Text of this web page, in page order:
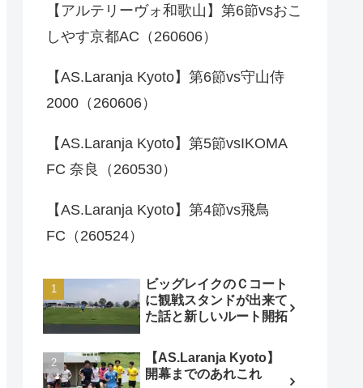
【アルテリーヴォ和歌山】第6節vsおこ
しやす京都AC（260606）
【AS.Laranja Kyoto】第6節vs守山侍
2000（260606）
【AS.Laranja Kyoto】第5節vsIKOMA
FC 奈良（260530）
【AS.Laranja Kyoto】第4節vs飛鳥
FC（260524）
ビッグレイクのＣコート
に観戦スタンドが出来て
た話と新しいルート開拓
【AS.Laranja Kyoto】
開幕までのあれこれ